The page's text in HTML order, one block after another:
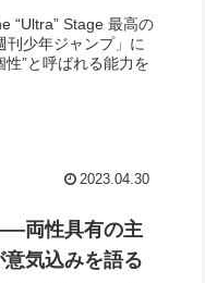
“Ultra” Stage 最高の
刊少年ジャンプ」に
”と呼ばれる能力を
2023.04.30
両性具有の主
気込みを語る